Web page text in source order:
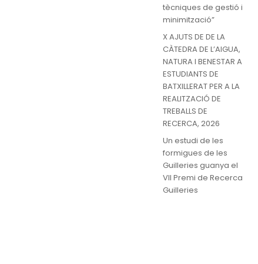
tècniques de gestió i
minimització”
X AJUTS DE DE LA
CÀTEDRA DE L’AIGUA,
NATURA I BENESTAR A
ESTUDIANTS DE
BATXILLERAT PER A LA
REALITZACIÓ DE
TREBALLS DE
RECERCA, 2026
Un estudi de les
formigues de les
Guilleries guanya el
VII Premi de Recerca
Guilleries